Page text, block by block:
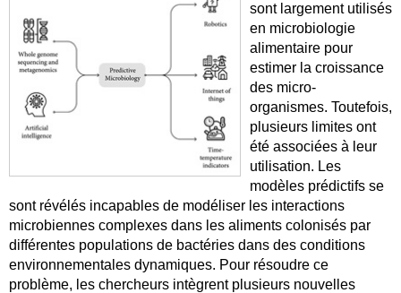
sont largement utilisés
en microbiologie
alimentaire pour
estimer la croissance
des micro-
organismes. Toutefois,
plusieurs limites ont
été associées à leur
utilisation. Les
modèles prédictifs se
sont révélés incapables de modéliser les interactions
microbiennes complexes dans les aliments colonisés par
différentes populations de bactéries dans des conditions
environnementales dynamiques. Pour résoudre ce
problème, les chercheurs intègrent plusieurs nouvelles